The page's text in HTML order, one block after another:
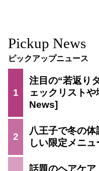
Pickup News
ピックアップニュース
1
注目の“若返り
ェックリストや
2
八王子で冬の
しい限定メニ
話題のヘアケア